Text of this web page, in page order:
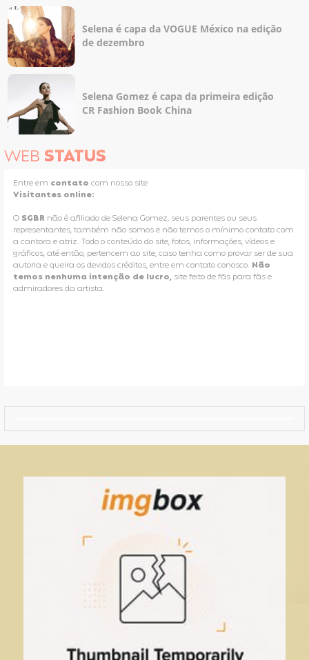
Selena é capa da VOGUE México na edição
de dezembro
Selena Gomez é capa da primeira edição
CR Fashion Book China
WEB STATUS
Entre em contato com nosso site
Visitantes online:
O SGBR não é afiliado de Selena Gomez, seus parentes ou seus
representantes, também não somos e não temos o mínimo contato com
a cantora e atriz. Todo o conteúdo do site, fotos, informações, vídeos e
gráficos, até então, pertencem ao site, caso tenha como provar ser de sua
autoria e queira os devidos créditos, entre em contato conosco. Não
temos nenhuma intenção de lucro, site feito de fãs para fãs e
admiradores da artista.